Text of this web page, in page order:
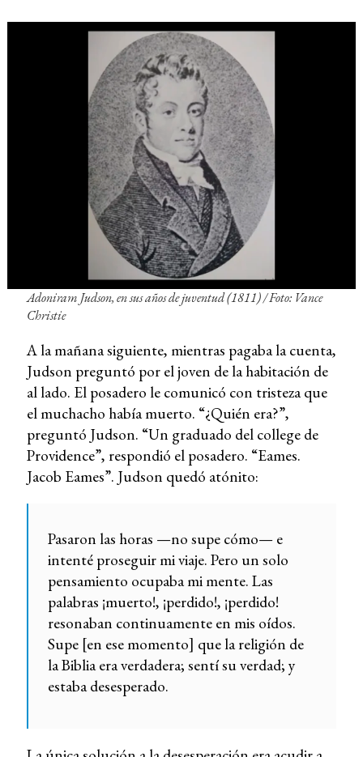
Adoniram Judson, en sus años de juventud (1811) / Foto: Vance
Christie
A la mañana siguiente, mientras pagaba la cuenta,
Judson preguntó por el joven de la habitación de
al lado. El posadero le comunicó con tristeza que
el muchacho había muerto. “¿Quién era?”,
preguntó Judson. “Un graduado del college de
Providence”, respondió el posadero. “Eames.
Jacob Eames”. Judson quedó atónito:
Pasaron las horas —no supe cómo— e
intenté proseguir mi viaje. Pero un solo
pensamiento ocupaba mi mente. Las
palabras ¡muerto!, ¡perdido!, ¡perdido!
resonaban continuamente en mis oídos.
Supe [en ese momento] que la religión de
la Biblia era verdadera; sentí su verdad; y
estaba desesperado.